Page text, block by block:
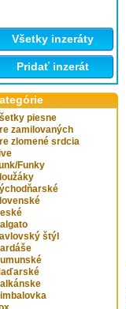
Všetky inzeráty
Pridať inzerát
piesne
zamilovaných
zlomené srdcia
Funky
štýl